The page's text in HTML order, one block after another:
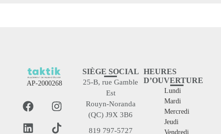
AP-2000268
SIÈGE SOCIAL
25-B, rue Gamble
Est
Rouyn-Noranda
(QC) J9X 3B6
819 797-5727
HEURES
D’OUVERTURE
Lundi
Mardi
Mercredi
Jeudi
Vendredi